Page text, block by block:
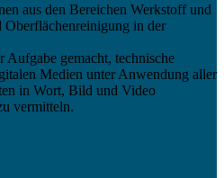
aus den Bereichen Werkstoff und
in der
gemacht, technische
Medien unter Anwendung aller
in Wort, Bild und Video
vermitteln.